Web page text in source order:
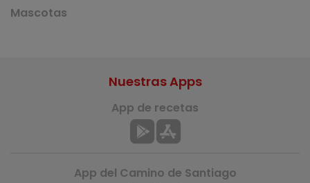
Mascotas
Nuestras Apps
App de recetas
App del Camino de Santiago